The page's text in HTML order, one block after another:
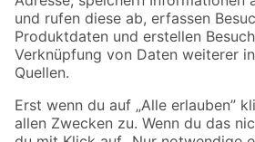
Zahlungsarten
Sicher einkaufen